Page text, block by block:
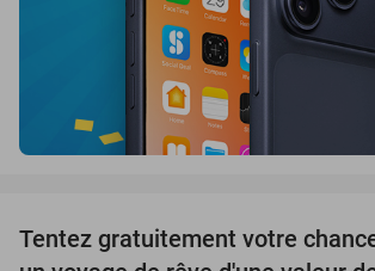
Tentez gratuitement votre